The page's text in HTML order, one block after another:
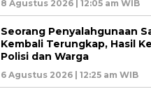
8 Agustus 2026 | 12:05 am WIB
Seorang Penyalahgunaan
Kembali Terungkap, Hasil
Polisi dan Warga
6 Agustus 2026 | 12:25 am WIB